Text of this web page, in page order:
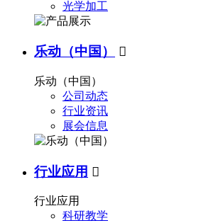
光学加工
乐动（中国） 
乐动（中国）
公司动态
行业资讯
展会信息
行业应用 
行业应用
科研教学